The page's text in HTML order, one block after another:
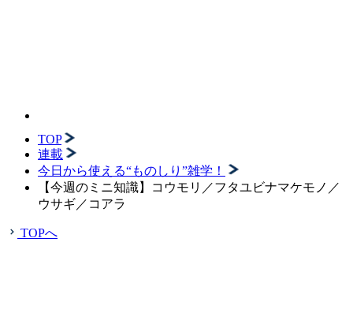
TOP
連載
今日から使える“ものしり”雑学！
【今週のミニ知識】コウモリ／フタユビナマケモノ／
ウサギ／コアラ
TOPへ